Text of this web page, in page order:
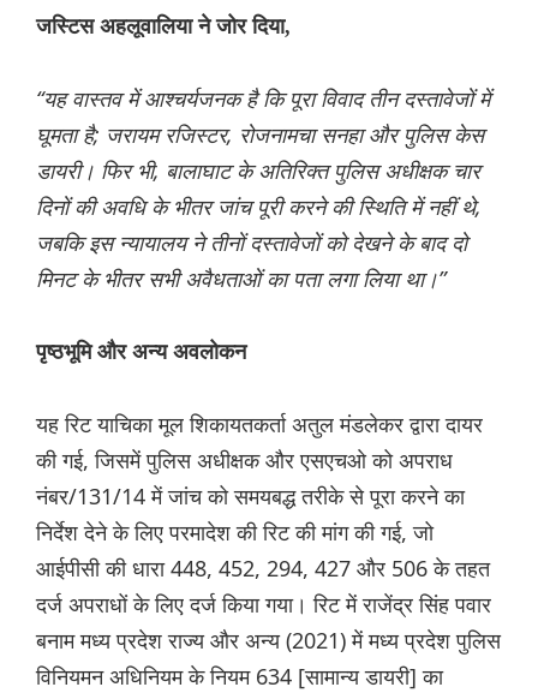
जस्टिस अहलूवालिया ने जोर दिया,
“यह वास्तव में आश्चर्यजनक है कि पूरा विवाद तीन दस्तावेजों में
घूमता है; जरायम रजिस्टर, रोजनामचा सनहा और पुलिस केस
डायरी। फिर भी, बालाघाट के अतिरिक्त पुलिस अधीक्षक चार
दिनों की अवधि के भीतर जांच पूरी करने की स्थिति में नहीं थे,
जबकि इस न्यायालय ने तीनों दस्तावेजों को देखने के बाद दो
मिनट के भीतर सभी अवैधताओं का पता लगा लिया था।”
पृष्ठभूमि और अन्य अवलोकन
यह रिट याचिका मूल शिकायतकर्ता अतुल मंडलेकर द्वारा दायर
की गई, जिसमें पुलिस अधीक्षक और एसएचओ को अपराध
नंबर/131/14 में जांच को समयबद्ध तरीके से पूरा करने का
निर्देश देने के लिए परमादेश की रिट की मांग की गई, जो
आईपीसी की धारा 448, 452, 294, 427 और 506 के तहत
दर्ज अपराधों के लिए दर्ज किया गया। रिट में राजेंद्र सिंह पवार
बनाम मध्य प्रदेश राज्य और अन्य (2021) में मध्य प्रदेश पुलिस
विनियमन अधिनियम के नियम 634 [सामान्य डायरी] का